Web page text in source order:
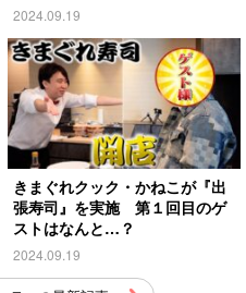
2024.09.19
きまぐれクック・かねこが『出
張寿司』を実施 第１回目のゲ
ストはなんと…？
2024.09.19